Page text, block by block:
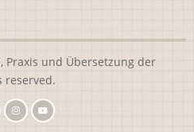
und Übersetzung der
reserved.